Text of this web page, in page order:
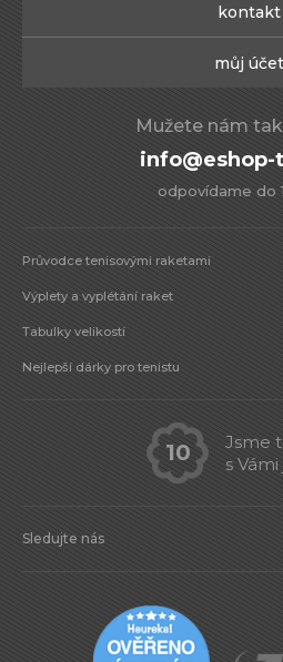
kontakt
můj účet
Mužete nám
info@eshop-
odpovídame do
Průvodce tenisovými raketami
Výplety a vyplétání raket
Tabulky velikostí
Nejlepší dárky pro tenistu
Sledujte nás
10
Jsme
s Vámi